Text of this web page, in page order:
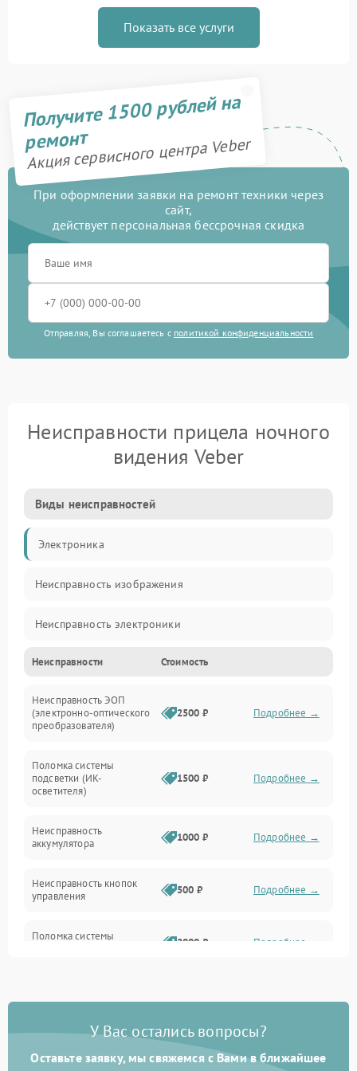
Показать все услуги
Получите 1500 рублей на
ремонт
Акция сервисного центра Veber
При оформлении заявки на ремонт техники через
сайт,
действует персональная бессрочная скидка
Отправляя, Вы соглашаетесь с политикой конфиденциальности
Неисправности прицела ночного
видения Veber
Виды неисправностей
Электроника
Неисправность изображения
Неисправность электроники
Механические повреждения
Неисправность управления
Оптика
Неисправности Стоимость
Неисправность ЭОП
(электронно-оптического
преобразователя)
2500 ₽ Подробнее →
Поломка системы
подсветки (ИК-
осветителя)
1500 ₽ Подробнее →
Неисправность
аккумулятора
1000 ₽ Подробнее →
Неисправность кнопок
управления
500 ₽ Подробнее →
Поломка системы
2000 ₽ Подробнее →
защиты от перегрузок
Неисправность системы
автоматического
отключения
1000 ₽ Подробнее →
У Вас остались вопросы?
Оставьте заявку, мы свяжемся с Вами в ближайшее